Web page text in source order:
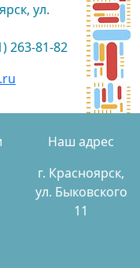
ул.
263-81-82
Наш адрес
г. Красноярск,
ул. Быковского
11